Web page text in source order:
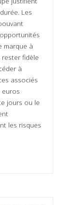
Les
marque à
fidèle
à
associés
euros
jours ou le
les risques